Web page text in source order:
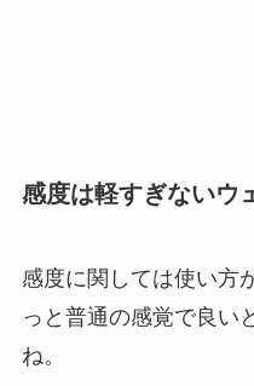
感度は軽すぎないウ
感度に関しては使い方
っと普通の感覚で良い
ね。